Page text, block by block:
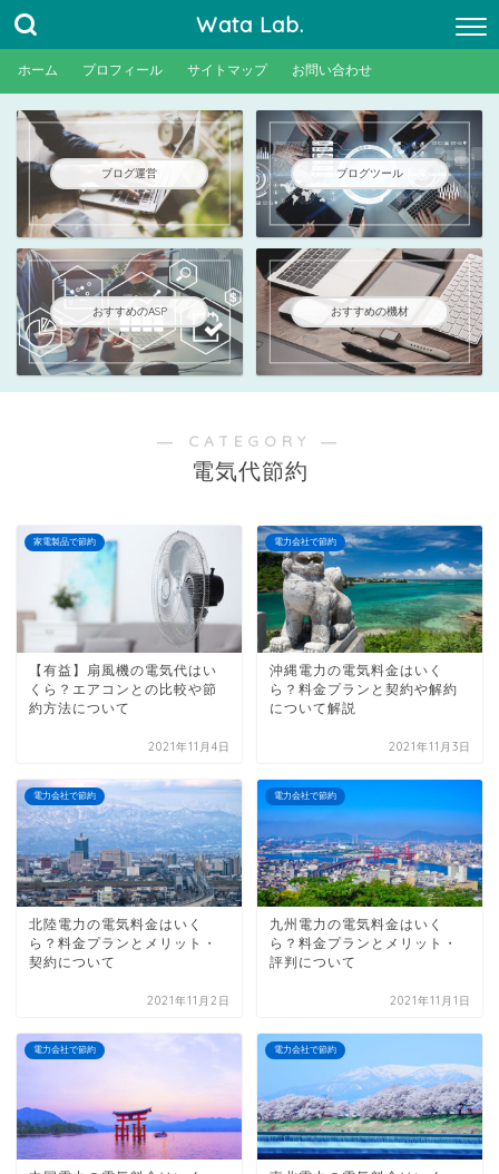
Wata Lab.
ホーム プロフィール サイトマップ お問い合わせ
ブログ運営 ブログツール
おすすめのASP おすすめの機材
― CATEGORY ―
電気代節約
家電製品で節約
【有益】扇風機の電気代はい
くら？エアコンとの比較や節
約方法について
2021年11月4日
電力会社で節約
沖縄電力の電気料金はいく
ら？料金プランと契約や解約
について解説
2021年11月3日
電力会社で節約
北陸電力の電気料金はいく
ら？料金プランとメリット・
契約について
2021年11月2日
電力会社で節約
九州電力の電気料金はいく
ら？料金プランとメリット・
評判について
2021年11月1日
電力会社で節約 電力会社で節約